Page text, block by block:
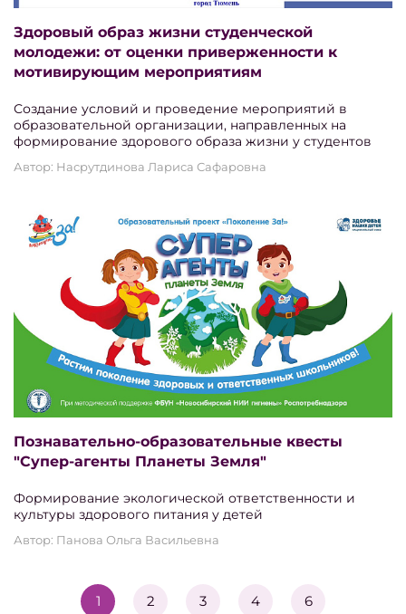
Здоровый образ жизни студенческой
молодежи: от оценки приверженности к
мотивирующим мероприятиям
Создание условий и проведение мероприятий в
образовательной организации, направленных на
формирование здорового образа жизни у студентов
Автор: Насрутдинова Лариса Сафаровна
Познавательно-образовательные квесты
"Супер-агенты Планеты Земля"
Формирование экологической ответственности и
культуры здорового питания у детей
Автор: Панова Ольга Васильевна
1 2 3 4 6